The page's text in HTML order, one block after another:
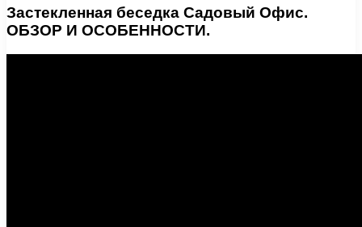
Застекленная беседка Садовый Офис.
ОБЗОР И ОСОБЕННОСТИ.